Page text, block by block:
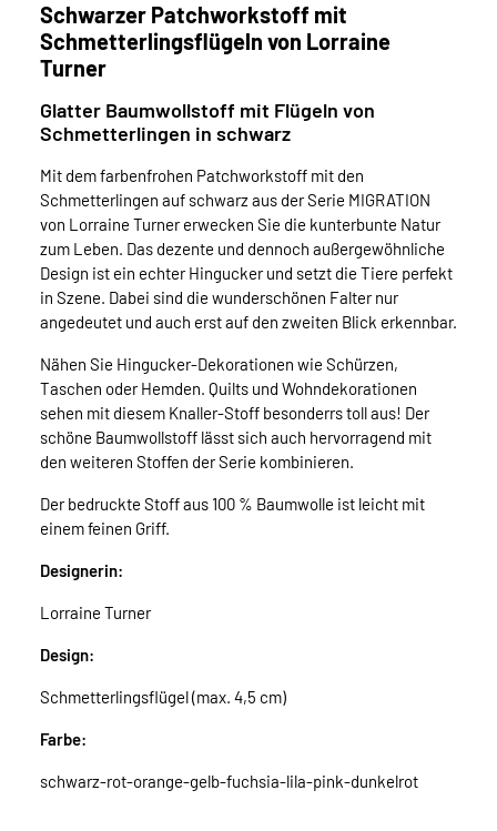
Schwarzer Patchworkstoff mit
Schmetterlingsflügeln von Lorraine
Turner
Glatter Baumwollstoff mit Flügeln von
Schmetterlingen in schwarz
Mit dem farbenfrohen Patchworkstoff mit den
Schmetterlingen auf schwarz aus der Serie MIGRATION
von Lorraine Turner erwecken Sie die kunterbunte Natur
zum Leben. Das dezente und dennoch außergewöhnliche
Design ist ein echter Hingucker und setzt die Tiere perfekt
in Szene. Dabei sind die wunderschönen Falter nur
angedeutet und auch erst auf den zweiten Blick erkennbar.
Nähen Sie Hingucker-Dekorationen wie Schürzen,
Taschen oder Hemden. Quilts und Wohndekorationen
sehen mit diesem Knaller-Stoff besonderrs toll aus! Der
schöne Baumwollstoff lässt sich auch hervorragend mit
den weiteren Stoffen der Serie kombinieren.
Der bedruckte Stoff aus 100 % Baumwolle ist leicht mit
einem feinen Griff.
Designerin:
Lorraine Turner
Design:
Schmetterlingsflügel (max. 4,5 cm)
Farbe:
schwarz-rot-orange-gelb-fuchsia-lila-pink-dunkelrot